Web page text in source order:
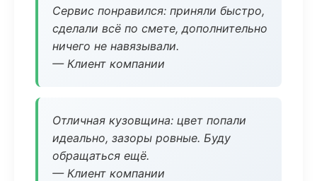
Сервис понравился: приняли быстро,
сделали всё по смете, дополнительно
ничего не навязывали.
— Клиент компании
Отличная кузовщина: цвет попали
идеально, зазоры ровные. Буду
обращаться ещё.
— Клиент компании